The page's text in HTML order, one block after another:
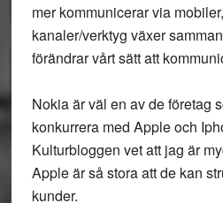
mer kommunicerar via
kanaler/verktyg växer
förändrar vårt sätt att
Nokia är väl en av de företag
konkurrera med Apple och
Kulturbloggen vet att jag är
Apple är så stora att de kan
kunder.